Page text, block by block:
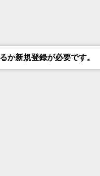
か新規登録が必要です。